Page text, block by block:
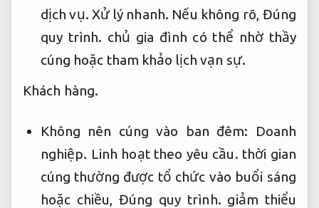
dịch vụ. Xử lý nhanh. Nếu không rõ, Đúng
quy trình. chủ gia đình có thể nhờ thầy
cúng hoặc tham khảo lịch vạn sự.
Khách hàng.
Không nên cúng vào ban đêm:
Doanh
nghiệp. Linh hoạt theo yêu cầu. thời gian
cúng thường được tổ chức vào buổi sáng
hoặc chiều,Đúng quy trình. giảm thiểu